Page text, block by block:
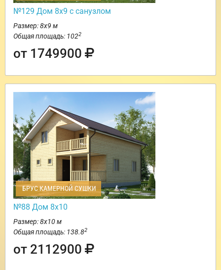
№129 Дом 8х9 с санузлом
Размер: 8х9 м
Общая площадь: 1022
от 1749900
БРУС КАМЕРНОЙ СУШКИ
№88 Дом 8х10
Размер: 8х10 м
Общая площадь: 138.82
от 2112900